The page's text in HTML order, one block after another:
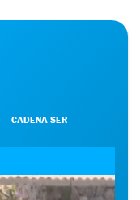
CADENA SER